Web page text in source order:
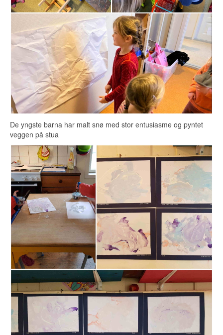
De yngste barna har malt snø med stor entusiasme og pyntet
veggen på stua